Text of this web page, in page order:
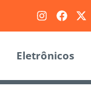
Eletrônicos